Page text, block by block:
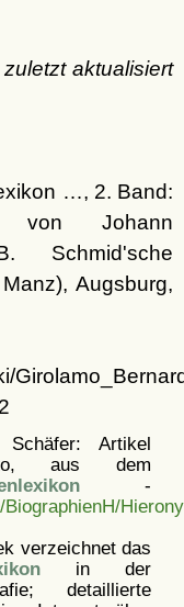
zuletzt aktualisiert
…, 2. Band:
von Johann
Schmid'sche
Augsburg,
Artikel
aus dem
-
verzeichnet das
in der
detaillierte